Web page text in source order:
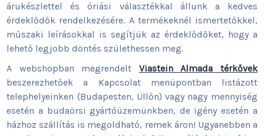
árukészlettel és óriási választékkal állunk a kedves
érdeklődők rendelkezésére. A termékeknél ismertetőkkel,
műszaki leírásokkal is segítjük az érdeklődőket, hogy a
lehető legjobb döntés születhessen meg.
A webshopban megrendelt Viastein Almada térkővek
beszerezhetőek a Kapcsolat menüpontban listázott
telephelyeinken (Budapesten, Üllőn) vagy nagy mennyiség
esetén a budaörsi gyártóüzemünkben, de igény esetén a
házhoz szállítás is megoldható, remek áron! Ugyanebben a